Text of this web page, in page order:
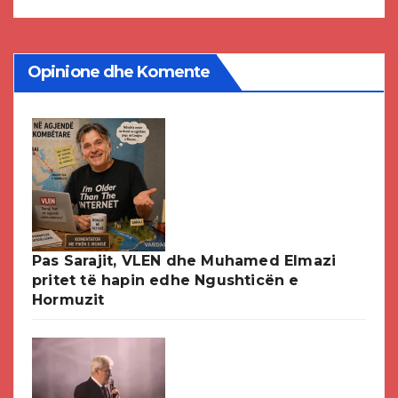
Opinione dhe Komente
Pas Sarajit, VLEN dhe Muhamed Elmazi
pritet të hapin edhe Ngushticën e
Hormuzit